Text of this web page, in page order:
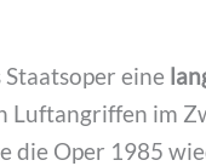
eine
Luftangriffen im
die Oper 1985